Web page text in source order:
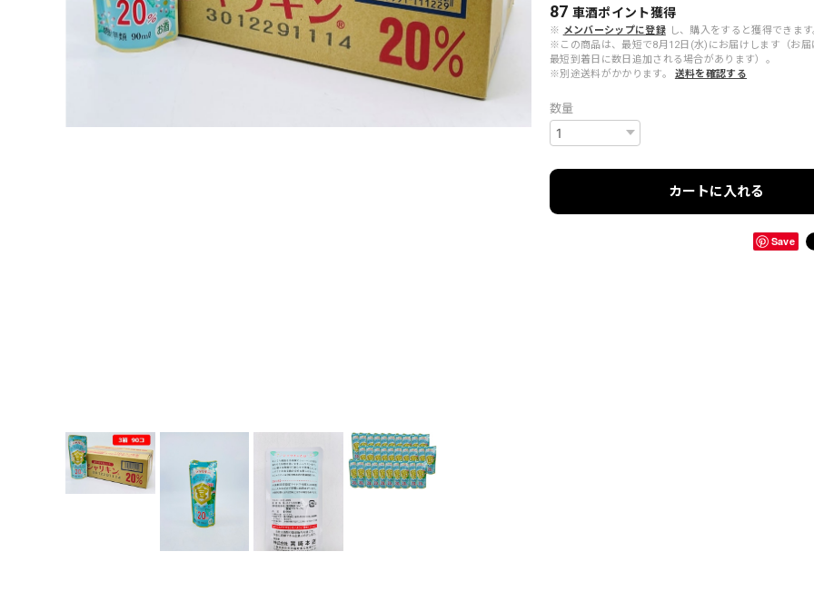
87 車酒ポイント獲得
※ メンバーシップに登録 し、購入をすると獲得できま
※この商品は、最短で8月12日(水)にお届けします（お届
最短到着日に数日追加される場合があります）。
※別途送料がかかります。
送料を確認する
数量
カートに入れる
Save